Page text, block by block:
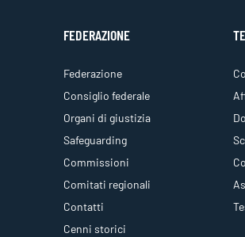
FEDERAZIONE
Federazione
Consiglio federale
Organi di giustizia
Safeguarding
Commissioni
Comitati regionali
Contatti
Cenni storici